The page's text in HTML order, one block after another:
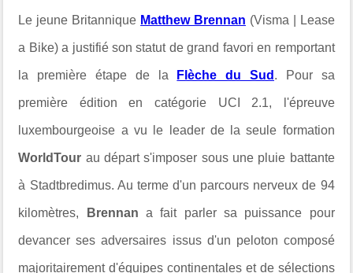
Le jeune Britannique Matthew Brennan (Visma | Lease
a Bike) a justifié son statut de grand favori en remportant
la première étape de la Flèche du Sud . Pour sa
première édition en catégorie UCI 2.1, l'épreuve
luxembourgeoise a vu le leader de la seule formation
WorldTour au départ s'imposer sous une pluie battante
à Stadtbredimus. Au terme d'un parcours nerveux de 94
kilomètres, Brennana fait parler sa puissance pour
devancer ses adversaires issus d'un peloton composé
majoritairement d'équipes continentales et de sélections